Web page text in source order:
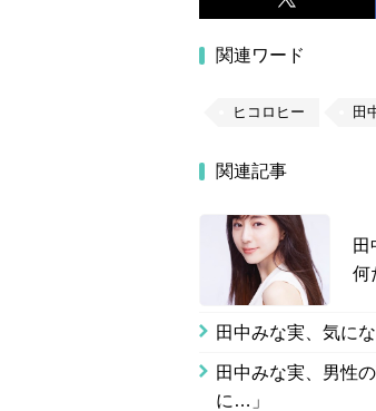
関連ワード
ヒコロヒー 田
関連記事
田
何
田中みな実、気に
田中みな実、男性
に…」